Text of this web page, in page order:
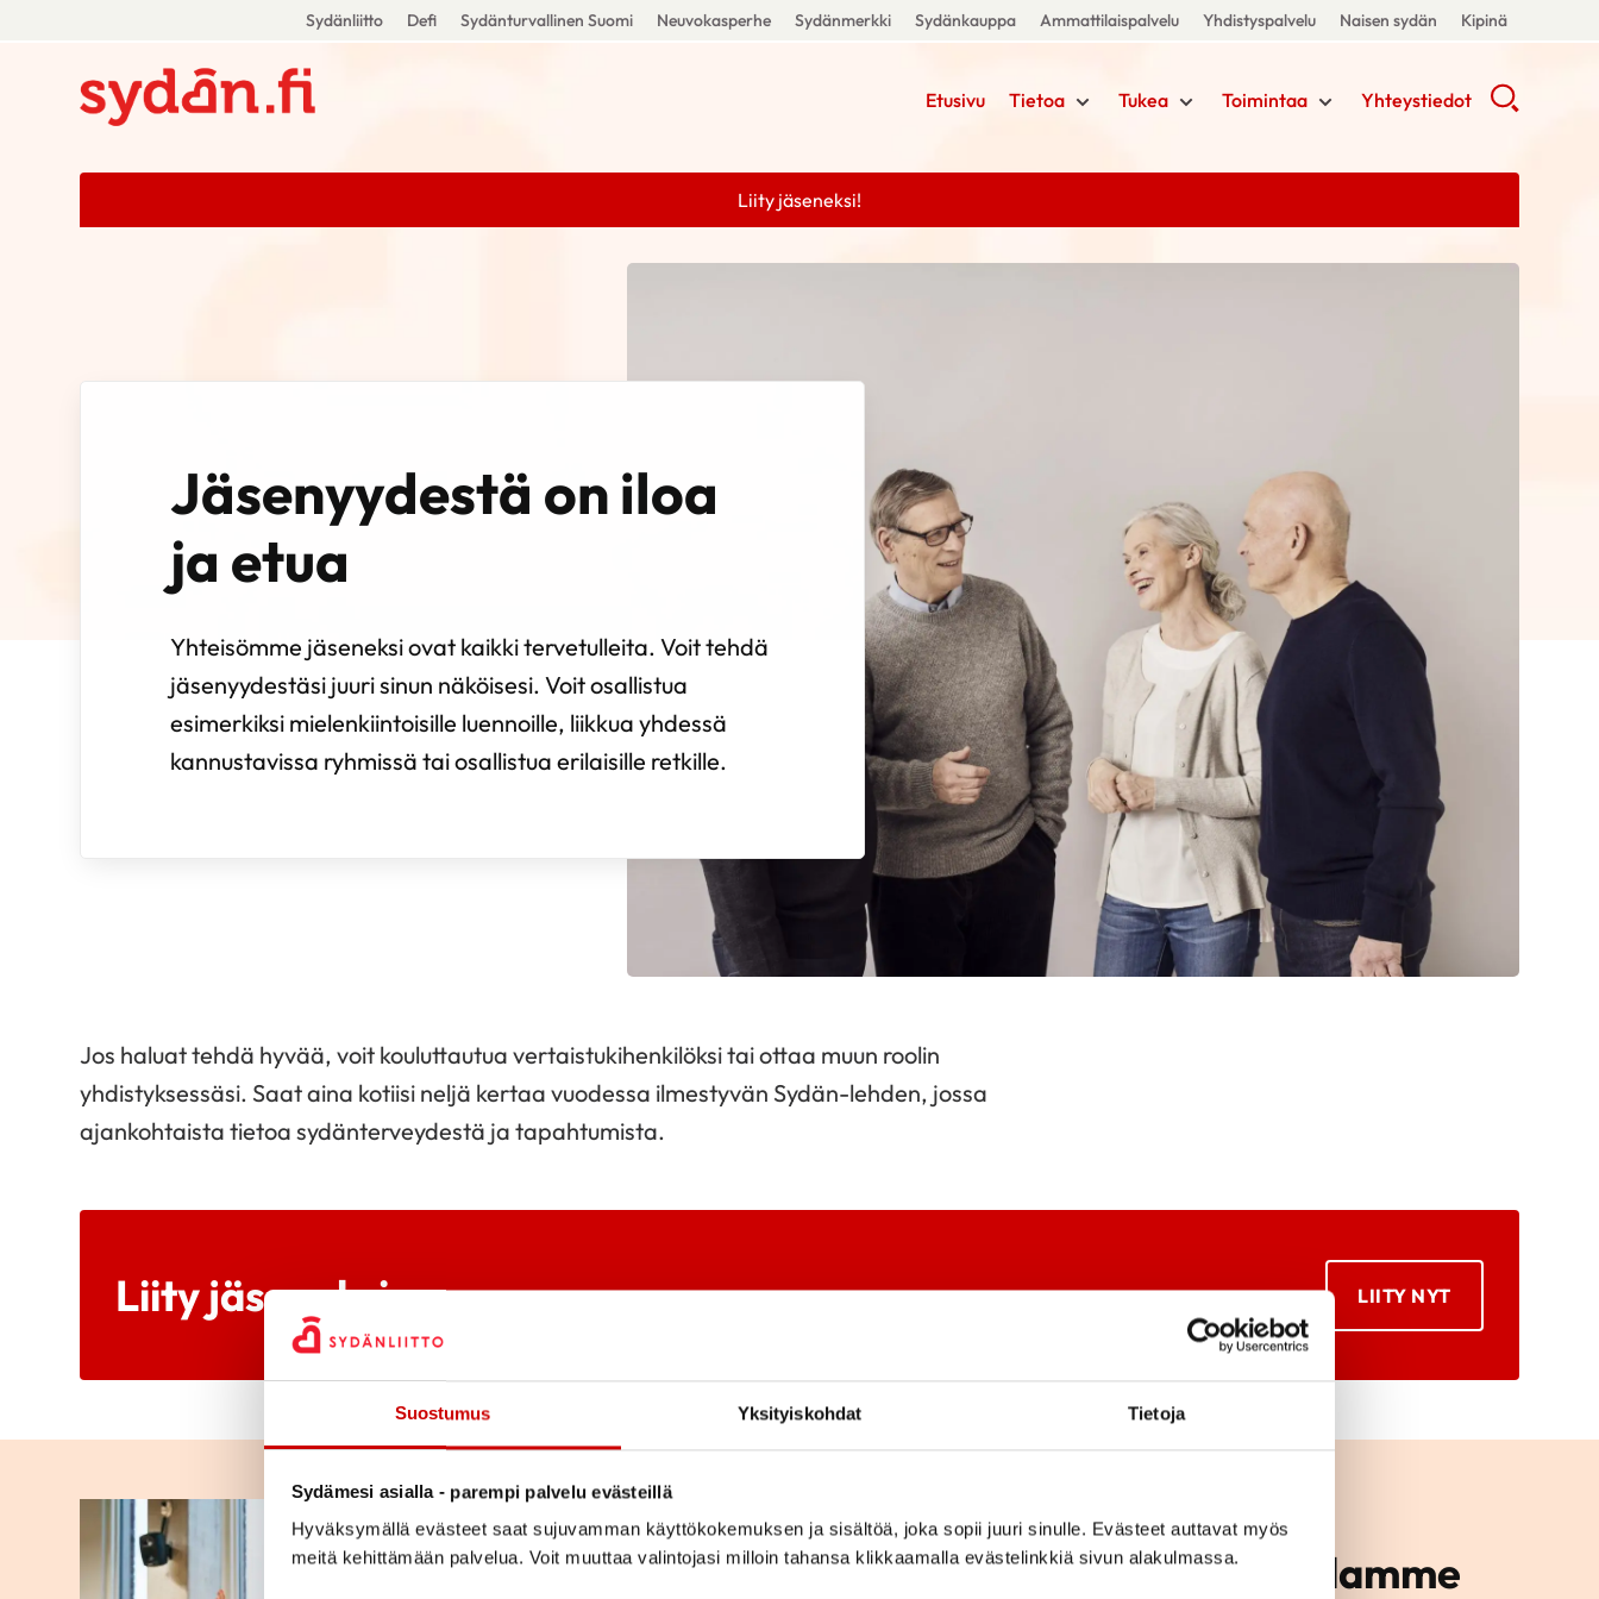
Suostumus Yksityiskohdat Tietoja
Sydämesi asialla - parempi palvelu evästeillä
Hyväksymällä evästeet saat sujuvamman käyttökokemuksen ja sisältöä, joka sopii juuri sinulle. Evästeet auttavat myös
meitä kehittämään palvelua. Voit muuttaa valintojasi milloin tahansa klikkaamalla evästelinkkiä sivun alakulmassa.
Sydänliitto Defi Sydänturvallinen Suomi Neuvokasperhe Sydänmerkki Sydänkauppa Ammattilaispalvelu Yhdistyspalvelu Naisen sydän Kipinä
Etusivu Tietoa Tukea Toimintaa Yhteystiedot
Liity jäseneksi!
Jäsenyydestä on iloa
ja etua
Yhteisömme jäseneksi ovat kaikki tervetulleita. Voit tehdä
jäsenyydestäsi juuri sinun näköisesi. Voit osallistua
esimerkiksi mielenkiintoisille luennoille, liikkua yhdessä
kannustavissa ryhmissä tai osallistua erilaisille retkille.
Jos haluat tehdä hyvää, voit kouluttautua vertaistukihenkilöksi tai ottaa muun roolin
yhdistyksessäsi. Saat aina kotiisi neljä kertaa vuodessa ilmestyvän Sydän-lehden, jossa
ajankohtaista tietoa sydänterveydestä ja tapahtumista.
Liity jäseneksi LIITY NYT
Tutustu toimintaan alueellamme